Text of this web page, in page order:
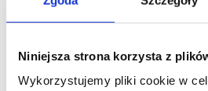
Niniejsza strona korzysta z
Wykorzystujemy pliki cookie w
Wykonawcy:
Orkiestra Filharmonii Narodowej